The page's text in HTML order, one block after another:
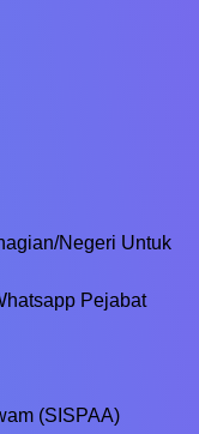
Negeri Untuk
Pejabat
(SISPAA)